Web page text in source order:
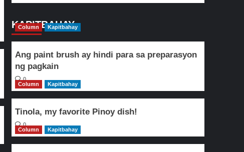
KAPITBAHAY
Column Kapitbahay
Ang paint brush ay hindi para sa preparasyon
ng pagkain
0
Column
Kapitbahay
Tinola, my favorite Pinoy dish!
0
Column
Kapitbahay